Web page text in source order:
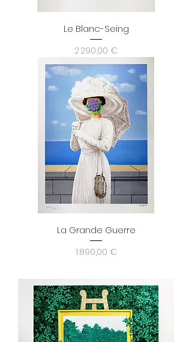
Le Blanc-Seing
Prix
2 290,00 €
La Grande Guerre
Prix
1 890,00 €